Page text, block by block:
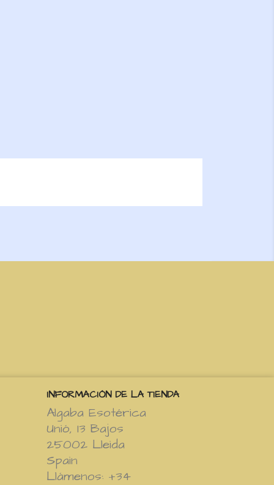
INFORMACIÓN DE LA TIENDA
Algaba Esotérica
Unió, 13 Bajos
25002 Lleida
Spain
Llámenos: +34